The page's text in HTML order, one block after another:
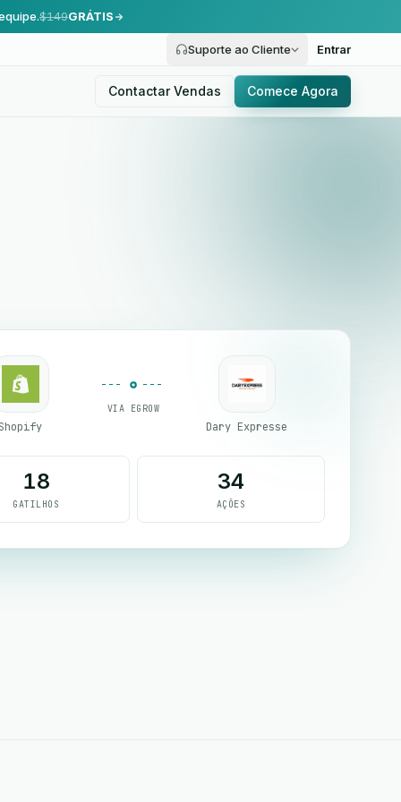
$149GRÁTIS
Suporte ao Cliente Entrar
Contactar Vendas Comece Agora
VIA EGROW
Dary Expresse
18
GATILHOS
34
AÇÕES